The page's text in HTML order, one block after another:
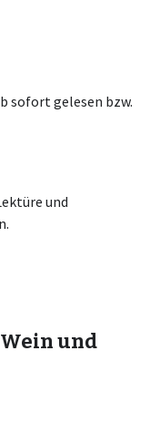
sofort gelesen bzw.
und
und